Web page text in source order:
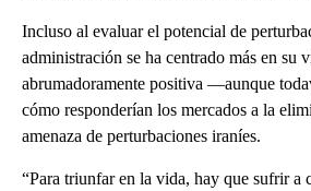
Incluso al evaluar el potencial de
administración se ha centrado más en su
abrumadoramente positiva —aunque
cómo responderían los mercados a la
amenaza de perturbaciones iraníes.
“Para triunfar en la vida, hay que sufrir a